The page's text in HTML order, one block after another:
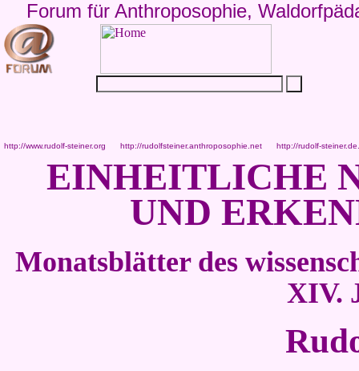
Forum für Anthroposophie,
http://www.rudolf-steiner.org http://rudolfsteiner.anthroposophie.net http://rudolf-
EINHEITLICHE
UND
Monatsblätter des
XIV.